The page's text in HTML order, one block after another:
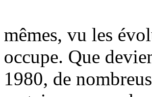
mêmes, vu les
occupe. Que
1980, de